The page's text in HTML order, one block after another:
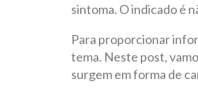
sintoma. O indicado é
Para proporcionar
tema. Neste post,
surgem em forma de